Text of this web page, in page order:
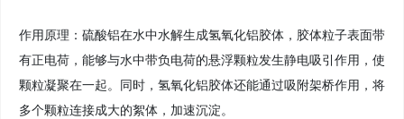
作用原理：硫酸铝在水中水解生成氢氧化铝胶体，胶体粒子表面带
有正电荷，能够与水中带负电荷的悬浮颗粒发生静电吸引作用，使
颗粒凝聚在一起。同时，氢氧化铝胶体还能通过吸附架桥作用，将
多个颗粒连接成大的絮体，加速沉淀。